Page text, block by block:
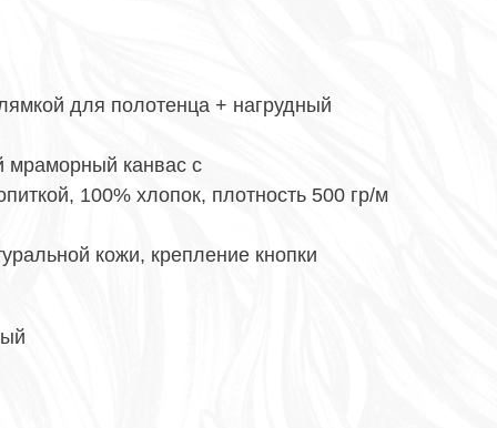
для полотенца + нагрудный
мраморный канвас с
100% хлопок, плотность 500 гр/м
кожи, крепление кнопки